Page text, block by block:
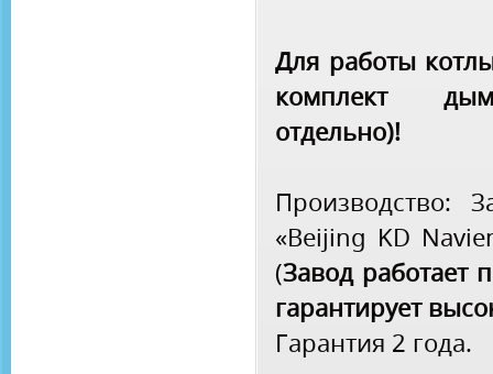
Для работы
комплект
отдельно)!
Производство:
«Beijing KD
(Завод работает
гарантирует
Гарантия 2 года.